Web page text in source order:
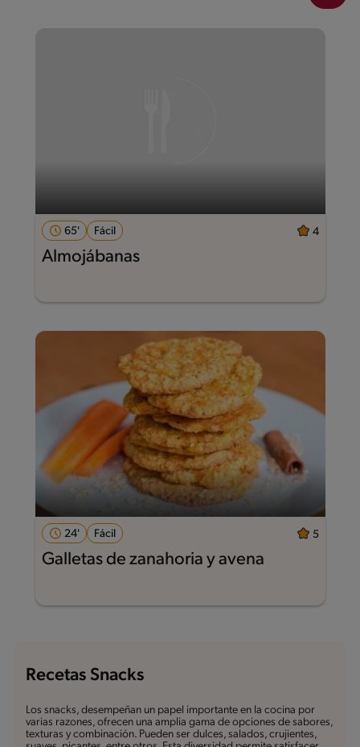
65' Fácil 4
Almojábanas
24' Fácil 5
Galletas de zanahoria y avena
Recetas Snacks
Los snacks, desempeñan un papel importante en la cocina por
varias razones, ofrecen una amplia gama de opciones de sabores,
texturas y combinación. Pueden ser dulces, salados, crujientes,